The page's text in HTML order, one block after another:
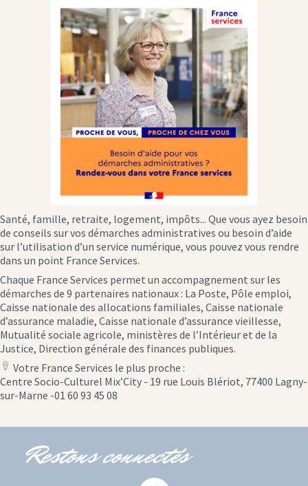
Santé, famille, retraite, logement, impôts... Que vous ayez besoin
de conseils sur vos démarches administratives ou besoin d’aide
sur l’utilisation d’un service numérique, vous pouvez vous rendre
dans un point France Services.
Chaque France Services permet un accompagnement sur les
démarches de 9 partenaires nationaux : La Poste, Pôle emploi,
Caisse nationale des allocations familiales, Caisse nationale
d’assurance maladie, Caisse nationale d’assurance vieillesse,
Mutualité sociale agricole, ministères de l’Intérieur et de la
Justice, Direction générale des finances publiques.
location
icon
Votre France Services le plus proche :
Centre Socio-Culturel Mix’City - 19 rue Louis Blériot, 77400 Lagny-
sur-Marne -01 60 93 45 08
Restons connectés